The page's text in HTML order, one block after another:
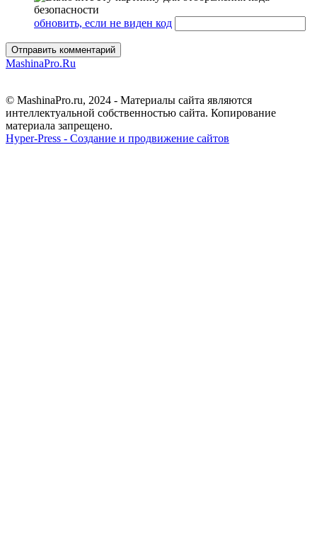
обновить, если не виден код
Отправить комментарий
MashinaPro.Ru
© MashinaPro.ru, 2024 - Материалы сайта являются
интеллектуальной собственностью сайта. Копирование
материала запрещено.
Hyper-Press - Создание и продвижение сайтов